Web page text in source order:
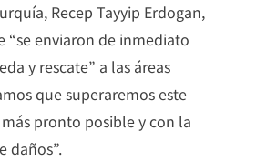
Recep Tayyip Erdogan,
“se enviaron de inmediato
y rescate” a las áreas
que superaremos este
pronto posible y con la
daños”.